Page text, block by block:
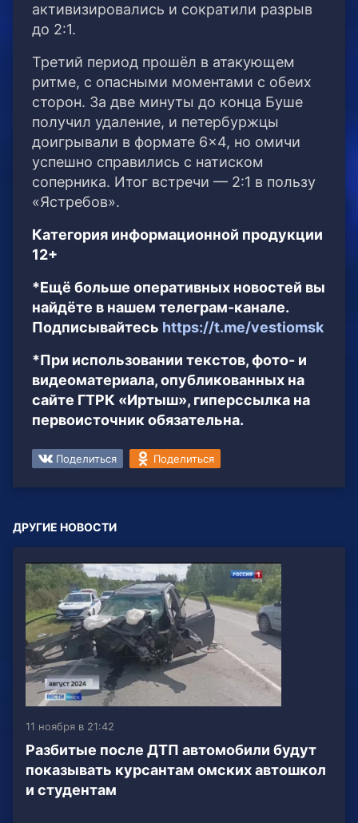
активизировались и сократили разрыв
до 2:1.
Третий период прошёл в атакующем
ритме, с опасными моментами с обеих
сторон. За две минуты до конца Буше
получил удаление, и петербуржцы
доигрывали в формате 6×4, но омичи
успешно справились с натиском
соперника. Итог встречи — 2:1 в пользу
«Ястребов».
Категория информационной продукции
12+
*Ещё больше оперативных новостей вы
найдёте в нашем телеграм-канале.
Подписывайтесь https://t.me/vestiomsk
*При использовании текстов, фото- и
видеоматериала, опубликованных на
сайте ГТРК «Иртыш», гиперссылка на
первоисточник обязательна.
Поделиться Поделиться
ДРУГИЕ НОВОСТИ
11 ноября в 21:42
Разбитые после ДТП автомобили будут
показывать курсантам омских автошкол
и студентам